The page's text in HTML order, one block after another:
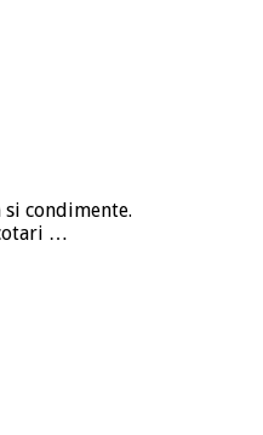
condimente.
…